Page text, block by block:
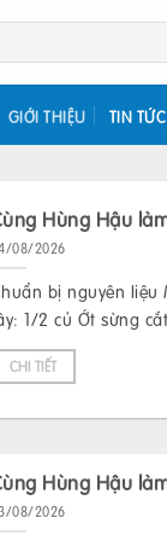
GIỚI THIỆU TIN
Hùng Hậu
08/2026
bị nguyên liệu
1/2 củ Ớt sừng
CHI TIẾT
Hùng Hậu
08/2026